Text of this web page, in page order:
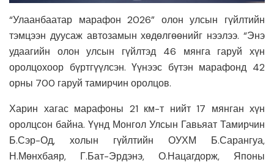
“Улаанбаатар марафон 2026” олон улсын гүйлтийн
тэмцээн дуусаж автозамын хөдөлгөөнийг нээлээ. “Энэ
удаагийн олон улсын гүйлтэд 46 мянга гаруй хүн
оролцохоор бүртгүүлсэн. Үүнээс бүтэн марафонд 42
орны 700 гаруй тамирчин оролцов.
Харин хагас марафоны 21 км-т нийт 17 мянган хүн
оролцсон байна. Үүнд Монгол Улсын Гавьяат Тамирчин
Б.Сэр-Од, холын гүйлтийн ОУХМ Б.Сарангуа,
Н.Мөнхбаяр, Г.Бат-Эрдэнэ, О.Нацагдорж, Японы